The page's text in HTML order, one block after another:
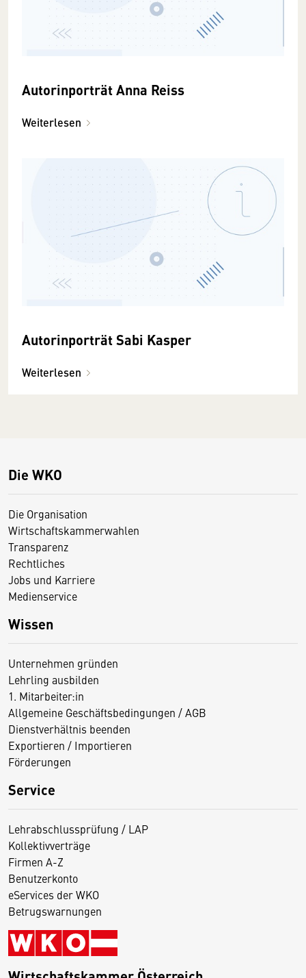
Autorinporträt Anna Reiss
Weiterlesen
Autorinporträt Sabi Kasper
Weiterlesen
Die WKO
Die Organisation
Wirtschaftskammerwahlen
Transparenz
Rechtliches
Jobs und Karriere
Medienservice
Wissen
Unternehmen gründen
Lehrling ausbilden
1. Mitarbeiter:in
Allgemeine Geschäftsbedingungen / AGB
Dienstverhältnis beenden
Exportieren / Importieren
Förderungen
Service
Lehrabschlussprüfung / LAP
Kollektivverträge
Firmen A-Z
Benutzerkonto
eServices der WKO
Betrugswarnungen